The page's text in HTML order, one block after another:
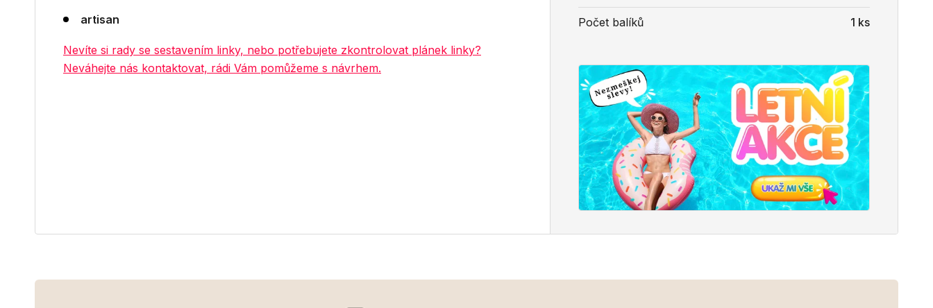
Počet balíků 1 ks
artisan
Nevíte si rady se sestavením linky, nebo potřebujete zkontrolovat plánek linky?
Neváhejte nás kontaktovat, rádi Vám pomůžeme s návrhem.